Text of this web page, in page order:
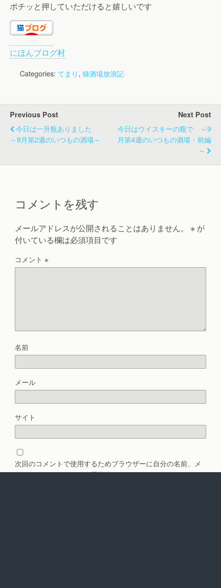
ポチッと押していただけると嬉しいです
にほんブログ村
Categories: てまり, 猫酒場放浪記
Previous Post
今日は一升瓶ありました
～9月第2週のいつもの酒場～
Next Post
今日はウイスキーの瓶で ～9
月第4週のいつもの酒場・前編
～
コメントを残す
メールアドレスが公開されることはありません。 ※ が
付いている欄は必須項目です
コメント ※
名前
メール
サイト
次回のコメントで使用するためブラウザーに自分の名前、メ
ールアドレス、サイトを保存する。